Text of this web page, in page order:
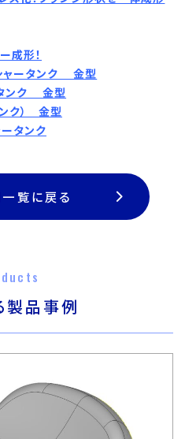
成形！
ャータンク 金型
ンク 金型
ク） 金型
タンク
覧に戻る
製品事例